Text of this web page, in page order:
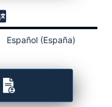
Español (España)